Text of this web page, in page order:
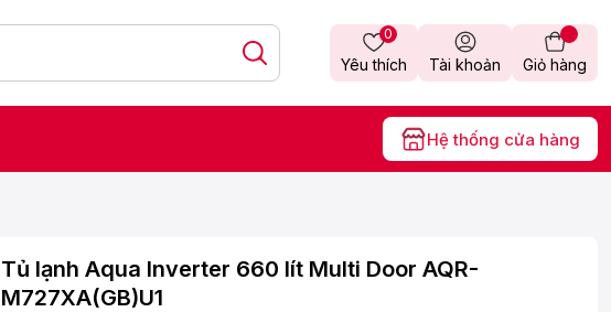
Yêu thích
0
Tài khoản Giỏ hàng
Hệ thống cửa hàng
Tủ lạnh Aqua Inverter 660 lít Multi Door AQR-
M727XA(GB)U1